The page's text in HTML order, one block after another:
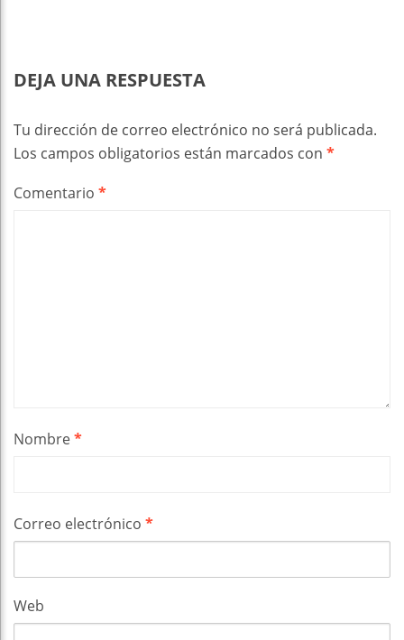
DEJA UNA RESPUESTA
Tu dirección de correo electrónico no será publicada.
Los campos obligatorios están marcados con *
Comentario *
Nombre*
Correo electrónico *
Web